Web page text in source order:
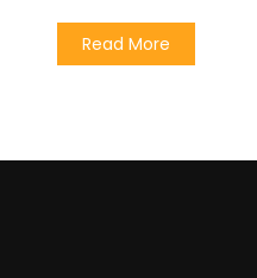
Read More